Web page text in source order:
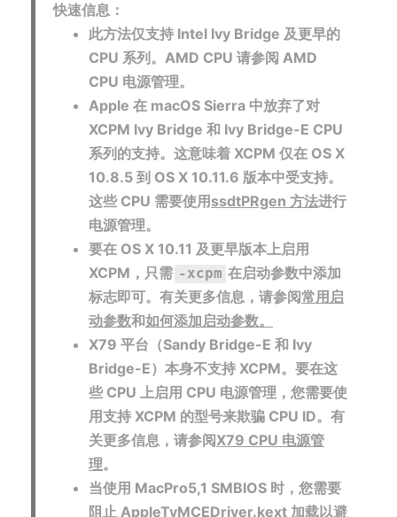
快速信息：
此方法仅支持 Intel Ivy Bridge 及更早的
CPU 系列。AMD CPU 请参阅 AMD
CPU 电源管理。
Apple 在 macOS Sierra 中放弃了对
XCPM Ivy Bridge 和 Ivy Bridge-E CPU
系列的支持。这意味着 XCPM 仅在 OS X
10.8.5 到 OS X 10.11.6 版本中受支持。
这些 CPU 需要使用 ssdtPRgen 方法进行
电源管理。
要在 OS X 10.11 及更早版本上启用
XCPM，只需 -xcpm 在启动参数中添加
标志即可。 有关更多信息，请参阅常用启
动参数和如何添加启动参数。
X79 平台（Sandy Bridge-E 和 Ivy
Bridge-E）本身不支持 XCPM。要在这
些 CPU 上启用 CPU 电源管理，您需要使
用支持 XCPM 的型号来欺骗 CPU ID。有
关更多信息，请参阅X79 CPU 电源管
理。
当使用 MacPro5,1 SMBIOS 时，您需要
阻止 AppleTyMCEDriver.kext 加载以避